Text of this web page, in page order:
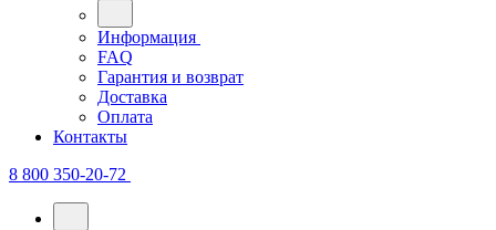
Информация
FAQ
Гарантия и возврат
Доставка
Оплата
Контакты
8 800 350-20-72